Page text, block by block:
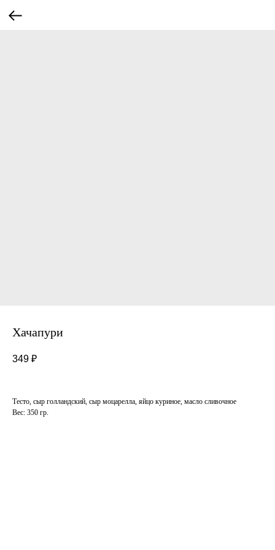
Хачапури
349 ₽
Тесто, сыр голландский, сыр моцарелла, яйцо куриное, масло сливочное
Вес: 350 гр.